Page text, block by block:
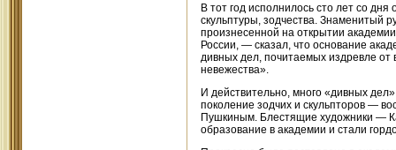
В тот год исполнилось сто лет со
скульптуры, зодчества. Знаменитый
произнесенной на открытии
России, — сказал, что основание
дивных дел, почитаемых издревле от
невежества».
И действительно, много «дивных
поколение зодчих и скульпторов —
Пушкиным. Блестящие художники —
образование в академии и стали